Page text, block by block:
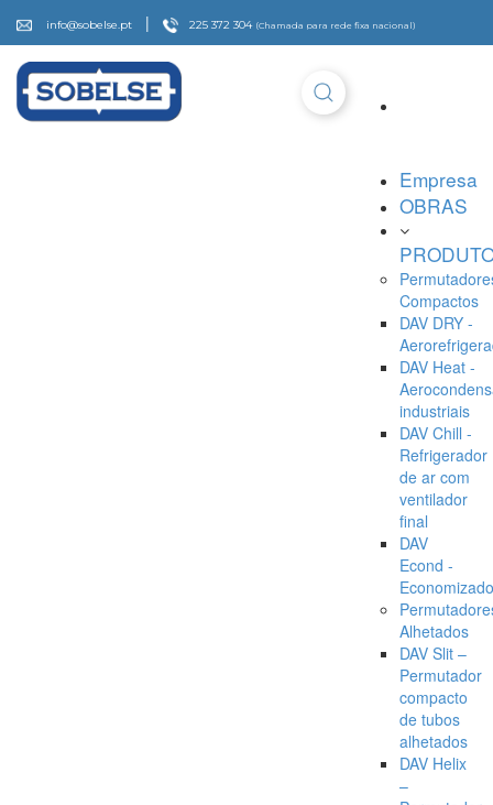
info@sobelse.pt | 225 372 304 (Chamada para rede fixa nacional)
Empresa
OBRAS
Compactos
DAV DRY -
DAV Heat -
industriais
DAV Chill -
Refrigerador
de ar com
ventilador
final
DAV
Econd -
Alhetados
DAV Slit –
Permutador
compacto
de tubos
alhetados
DAV Helix
–